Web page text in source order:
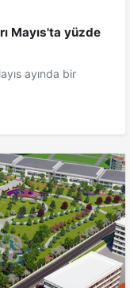
Mayıs'ta yüzde
ayında bir